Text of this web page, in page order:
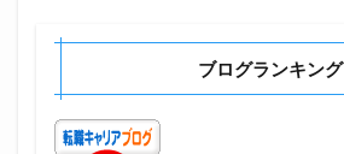
ブログランキング